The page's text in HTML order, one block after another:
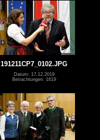
191211CP7_0102.JPG
Datum: 17.12.2019
Betrachtungen: 1619